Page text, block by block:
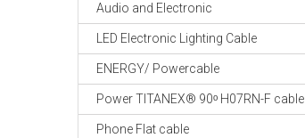
Audio and Electronic
LED Electronic Lighting Cable
ENERGY/ Powercable
Power TITANEX® 90ᵒ H07RN-F cable
Phone Flat cable